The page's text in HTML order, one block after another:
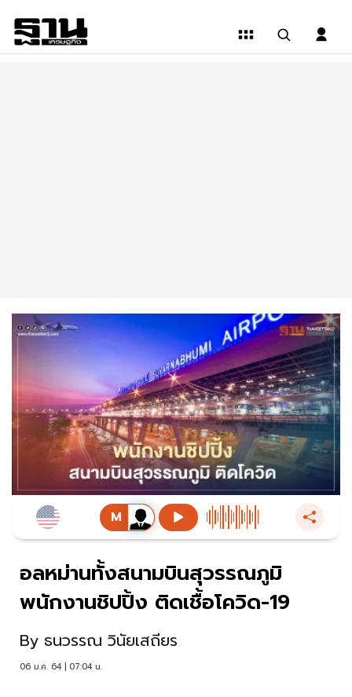
อลหม่านทั้งสนามบินสุวรรณภูมิ
พนักงานชิปปิ้ง ติดเชื้อโควิด-19
By ธนวรรณ วินัยเสถียร
06 ม.ค. 64 | 07:04 น.